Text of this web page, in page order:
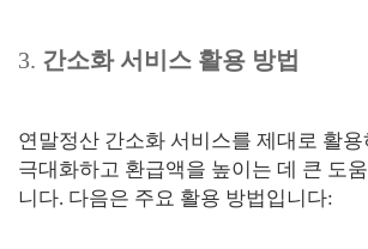
3. 간소화 서비스 활용 방법
연말정산 간소화 서비스를 제대로 활
극대화하고 환급액을 높이는 데 큰 도
니다. 다음은 주요 활용 방법입니다: